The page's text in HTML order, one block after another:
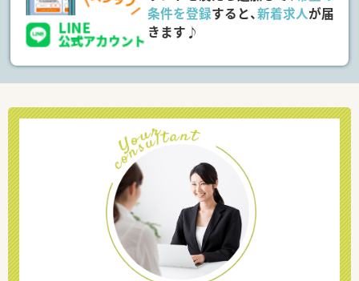
条件を登録すると、新着求人が届
きます♪